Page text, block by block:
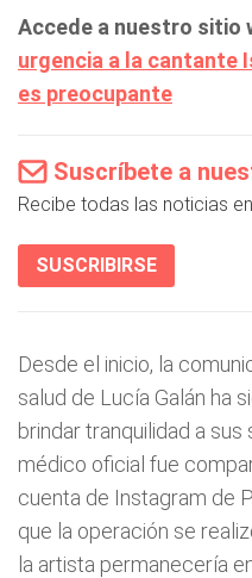
Accede a nuestro sitio
urgencia a la cantante
es preocupante
Suscríbete a
Recibe todas las noticias
SUSCRIBIRSE
Desde el inicio, la
salud de Lucía Galán ha
brindar tranquilidad a
médico oficial fue
cuenta de Instagram de
que la operación se
la artista permanecería